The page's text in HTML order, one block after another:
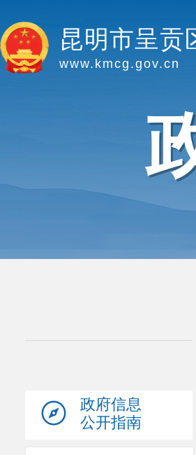
昆明市呈贡
www.kmcg.gov.cn
政府信息
公开指南